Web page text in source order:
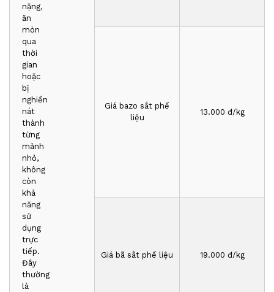
nặng,
ăn
mòn
qua
thời
gian
hoặc
bị
nghiền
nát
thành
từng
mảnh
nhỏ,
không
còn
khả
năng
sử
dụng
trực
tiếp.
Đây
thường
là
Giá bazo sắt phế
liệu
13.000 đ/kg
Giá bã sắt phế liệu 19.000 đ/kg